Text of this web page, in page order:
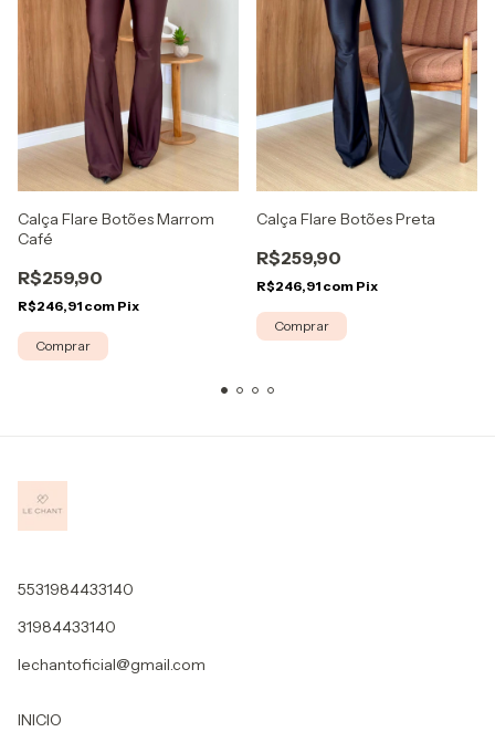
Calça Flare Botões Marrom
Café
R$259,90
R$246,91 com Pix
Comprar
Calça Flare Botões Preta
R$259,90
R$246,91 com Pix
Comprar
5531984433140
31984433140
lechantoficial@gmail.com
INICIO